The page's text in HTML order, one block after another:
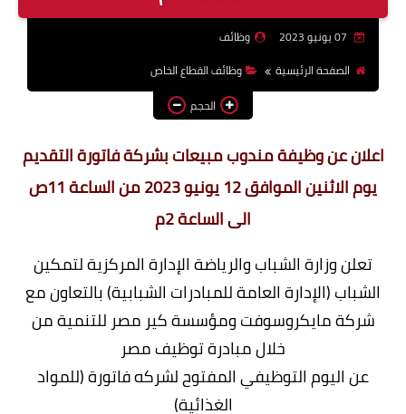
وظائف
الصفحة الرئيسية
وظائف القطاع الخاص
الحجم
اعلان عن وظيفة مندوب مبيعات بشركة فاتورة التقديم
يوم الاثنين الموافق 12 يونيو 2023 من الساعة 11ص
الى الساعة 2م
تعلن وزارة الشباب والرياضة الإدارة المركزية لتمكين
الشباب (الإدارة العامة للمبادرات الشبابية) بالتعاون مع
شركة مايكروسوفت ومؤسسة كير مصر للتنمية من
خلال مبادرة توظيف مصر
عن اليوم التوظيفي المفتوح لشركه فاتورة (للمواد
الغذائية)